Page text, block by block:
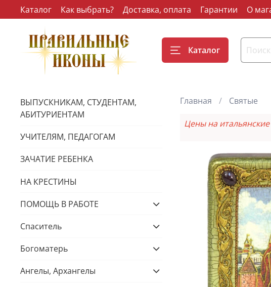
Каталог Как выбрать? Доставка, оплата Гарантии О
Каталог
Главная Святые
Цены на
ВЫПУСКНИКАМ, СТУДЕНТАМ,
АБИТУРИЕНТАМ
УЧИТЕЛЯМ, ПЕДАГОГАМ
ЗАЧАТИЕ РЕБЕНКА
НА КРЕСТИНЫ
ПОМОЩЬ В РАБОТЕ
Спаситель
Богоматерь
Ангелы, Архангелы